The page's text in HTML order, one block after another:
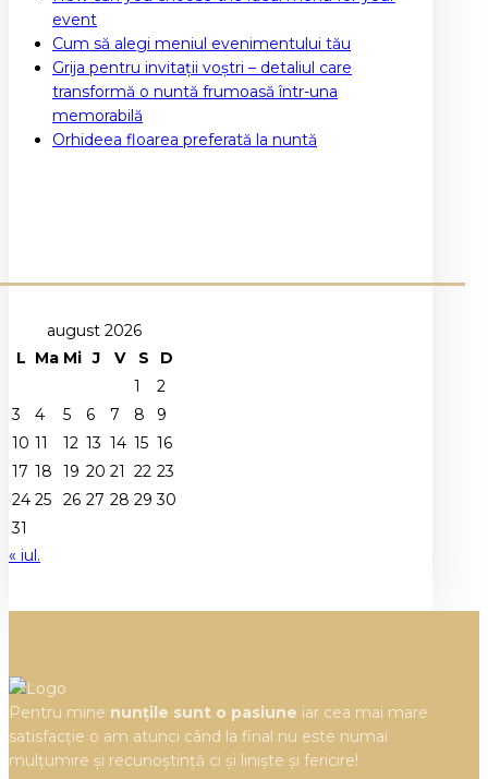
event
Cum să alegi meniul evenimentului tău
Grija pentru invitații voștri – detaliul care
transformă o nuntă frumoasă într-una
memorabilă
Orhideea floarea preferată la nuntă
august 2026
L Ma Mi J V S
D
1
2
3
4 5 6 7 8
9
10 11 12 13 14 15 16
17 18 19 20 21 22 23
24 25 26 27 28 29 30
31
« iul.
Pentru mine nunțile sunt o pasiune iar cea mai mare
satisfacție o am atunci când la final nu este numai
mulțumire și recunoștință ci și liniște și fericire!